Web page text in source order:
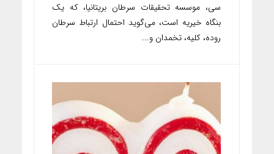
سی، موسسه تحقیقات سرطان بریتانیا، که یک
بنگاه خیریه است، می‌گوید احتمال ارتباط سرطان
روده، کلیه، تخمدان و...